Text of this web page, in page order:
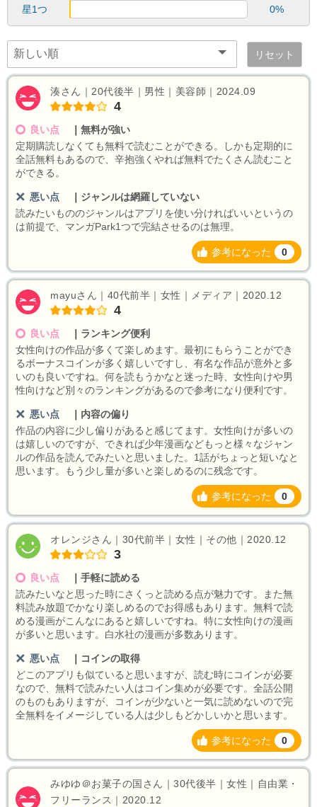
星1つ 0%
リセット
湊さん｜20代後半｜男性｜美容師｜2024.09
4
良い点
無料が強い
定期購読しなくても無料で読むことができる。しかも定期的に
全話無料もあるので、辛抱強くやれば無料でたくさん読むこと
ができる。
悪い点
ジャンルは網羅していない
読みたいもののジャンルはアプリを使い分ければいいというの
は前提で、マンガPark1つで完結させるのは無理。
参考になった 0
mayuさん｜40代前半｜女性｜メディア｜2020.12
4
良い点
ランキング便利
女性向けの作品が多くて楽しめます。最初にもらうことができ
るボーナスコインが多く嬉しいですし、有名な作品が意外と多
いのも良いですね。何を読もうかなと迷った時、女性向けや男
性向けなど別々のランキングがあるので参考になり便利です。
悪い点
内容の偏り
作品の内容に少し偏りがあると感じてます。女性向けが多いの
は嬉しいのですが、できれば少年漫画などもっと様々なジャン
ルの作品を読んでみたいと思いました。1話がちょっと短いなと
思います。もう少し量が多いと楽しめるのに残念です。
参考になった 0
オレンジさん｜30代前半｜女性｜その他｜2020.12
3
良い点
手軽に読める
読みたいなと思った時にさくっと読める点が魅力です。また無
料読み放題でかなり楽しめるのでお得感もあります。無料で読
める漫画がこんなにあると嬉しいですね。特に女性向けの漫画
が多いと思います。白水社の漫画が多数あります。
悪い点
コインの取得
どこのアプリも似ていると思いますが、読む時にコインが必要
なので、無料で読みたい人はコイン集めが必要です。全話公開
のものもありますが、コインが少ないと一気に読めないので完
全無料をイメージしている人は少しもどかしいかと思います。
参考になった 0
みゆゆ＠お菓子の国さん｜30代後半｜女性｜自由業・
フリーランス｜2020.12